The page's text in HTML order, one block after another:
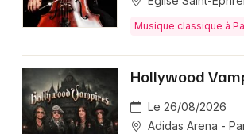
Musique classique à
Hollywood
Le 26/08/2026
Adidas Arena -